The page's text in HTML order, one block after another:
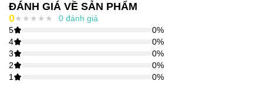
ĐÁNH GIÁ VỀ SẢN PHẨM
0★ ★ ★ ★ ★ 0 đánh giá
5
0%
4
0%
3
0%
2
0%
1
0%